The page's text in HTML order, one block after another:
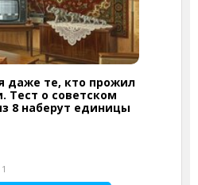
даже те, кто прожил
Тест о советском
8 наберут единицы
1